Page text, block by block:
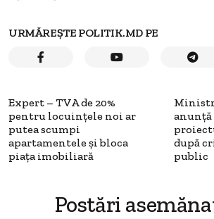
URMĂREȘTE POLITIK.MD PE
Expert – TVA de 20%
pentru locuințele noi ar
putea scumpi
apartamentele și bloca
piața imobiliară
după
public
Postări